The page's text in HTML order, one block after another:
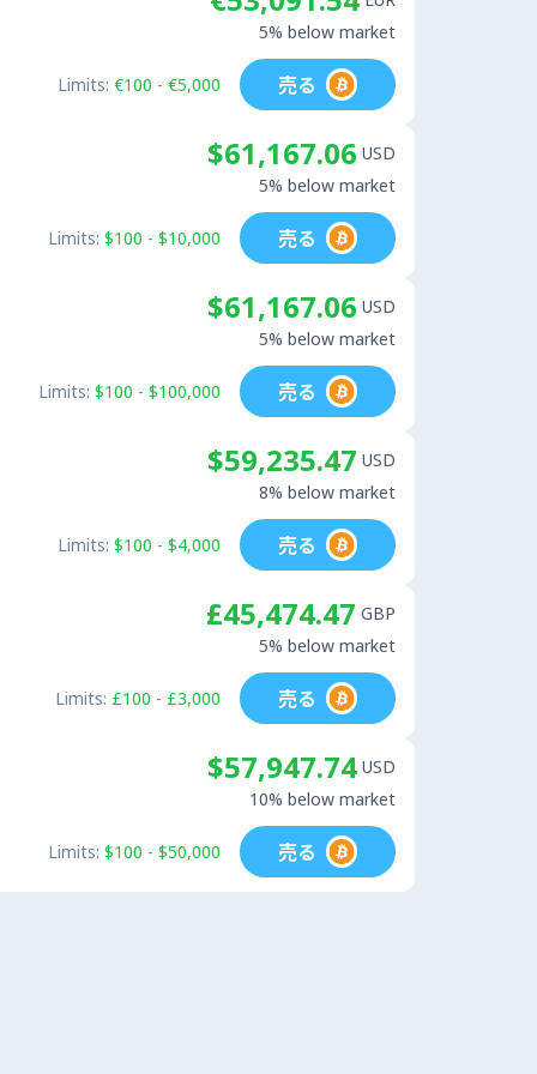
5% below market
Limits: €100 - €5,000 売る
$61,167.06 USD
5% below market
Limits: $100 - $10,000 売る
$61,167.06 USD
5% below market
Limits: $100 - $100,000 売る
$59,235.47 USD
8% below market
Limits: $100 - $4,000 売る
£45,474.47 GBP
5% below market
Limits: £100 - £3,000 売る
$57,947.74 USD
10% below market
Limits: $100 - $50,000 売る